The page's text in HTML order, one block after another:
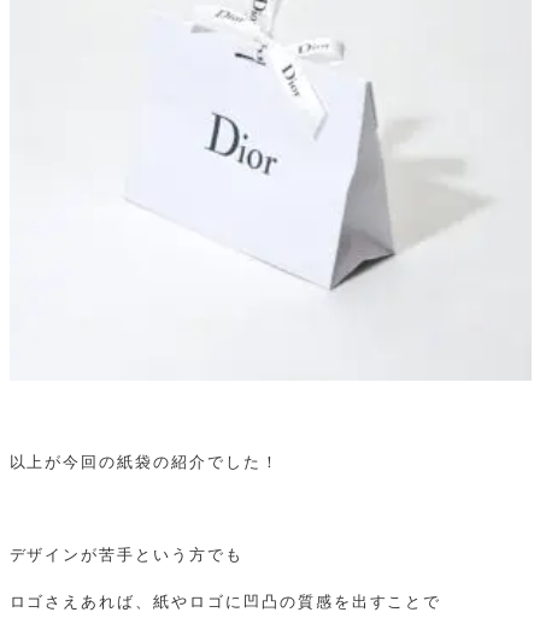
以上が今回の紙袋の紹介でした！
デザインが苦手という方でも
ロゴさえあれば、紙やロゴに凹凸の質感を出すことで